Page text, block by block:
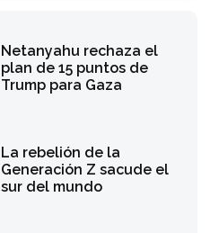
Netanyahu rechaza el
plan de 15 puntos de
Trump para Gaza
La rebelión de la
Generación Z sacude el
sur del mundo